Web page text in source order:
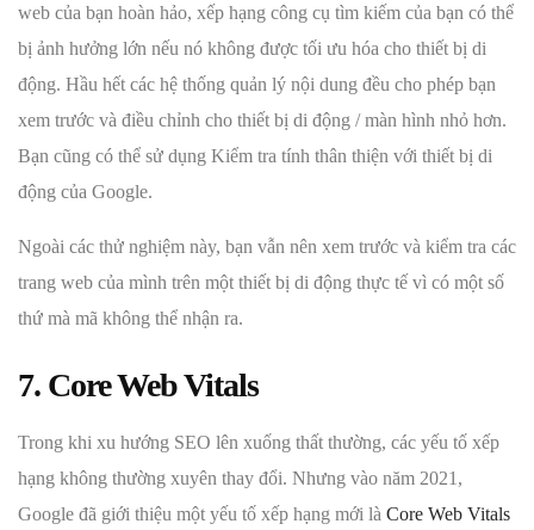
web của bạn hoàn hảo, xếp hạng công cụ tìm kiếm của bạn có thể
bị ảnh hưởng lớn nếu nó không được tối ưu hóa cho thiết bị di
động. Hầu hết các hệ thống quản lý nội dung đều cho phép bạn
xem trước và điều chỉnh cho thiết bị di động / màn hình nhỏ hơn.
Bạn cũng có thể sử dụng Kiểm tra tính thân thiện với thiết bị di
động của Google.
Ngoài các thử nghiệm này, bạn vẫn nên xem trước và kiểm tra các
trang web của mình trên một thiết bị di động thực tế vì có một số
thứ mà mã không thể nhận ra.
7. Core Web Vitals
Trong khi xu hướng SEO lên xuống thất thường, các yếu tố xếp
hạng không thường xuyên thay đổi. Nhưng vào năm 2021,
Google đã giới thiệu một yếu tố xếp hạng mới là Core Web Vitals